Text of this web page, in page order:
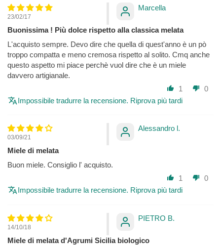
23/02/17
Marcella
Buonissima ! Più dolce rispetto alla classica melata
L'acquisto sempre. Devo dire che quella di quest'anno è un pò
troppo compatta e meno cremosa rispetto al solito. Cmq anche
questo aspetto mi piace perchè vuol dire che è un miele
davvero artigianale.
1
0
Impossibile tradurre la recensione. Riprova più tardi
03/09/21
Alessandro l.
Miele di melata
Buon miele. Consiglio l' acquisto.
1
0
Impossibile tradurre la recensione. Riprova più tardi
14/10/18
PIETRO B.
Miele di melata d'Agrumi Sicilia biologico